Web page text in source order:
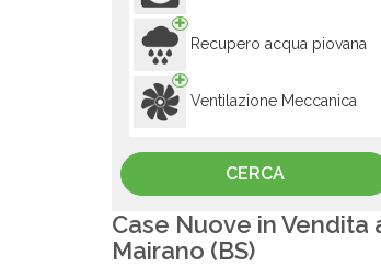
Recupero acqua piovana
Ventilazione Meccanica
Case Nuove in Vendita
Mairano (BS)